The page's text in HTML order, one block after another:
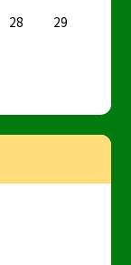
28
29